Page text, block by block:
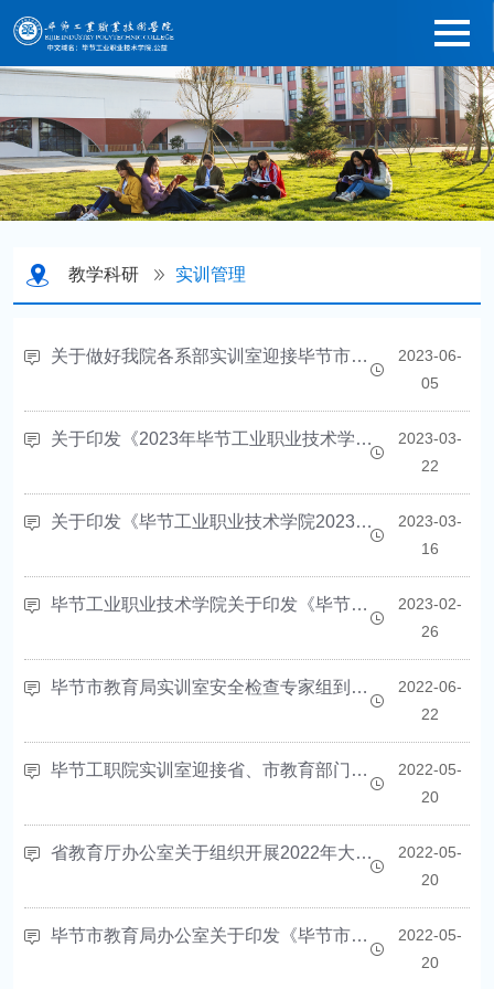
教学科研 实训管理
关于做好我院各系部实训室迎接毕节市教育局组织的实训室安全检查工作的通知
2023-06-
05
关于印发《2023年毕节工业职业技术学院迎接省教育厅实训室安全检查项目责任分解表》的通知
2023-03-
22
关于印发《毕节工业职业技术学院2023年实训室安全检查与专项治理工作方案》的通知
2023-03-
16
毕节工业职业技术学院关于印发《毕节工业职业技术学院实训室安全应急预案（试行）的通知》
2023-02-
26
毕节市教育局实训室安全检查专家组到我院开展实训室安全检查工作
2022-06-
22
毕节工职院实训室迎接省、市教育部门安全检查项目责任分解一览表（2022年）
2022-05-
20
省教育厅办公室关于组织开展2022年大中小学实验室安全检查工作的通知
2022-05-
20
毕节市教育局办公室关于印发《毕节市大中小学实验室（实训室）安全检查与专项治理实施方案》的通知
2022-05-
20